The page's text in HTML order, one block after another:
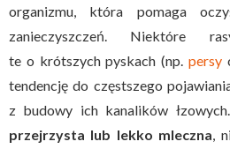
organizmu, która pomaga
zanieczyszczeń. Niektóre
te o krótszych pyskach (np. persy
tendencję do częstszego
z budowy ich kanalików
przejrzysta lub lekko mleczna ,